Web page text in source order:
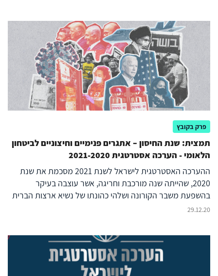
למקד את משאביה ומאמציה האסטרטגיים של מדינת ישראל
בחתירה לקידום יעדים אלה, הקשורים כולם לייצוב ביטחונה
הלאומי. אולם הדרך להשגת היעדים אינה פשוטה וישירה,
וקיימים מתחים ביניהם. המלצות המדיניוּת של המכון למחקרי
ביטחון לאומי מיישבות את המתחים וחותרות למקסם אותם.
פרק בקובץ
תמצית: שנת החיסון – אתגרים פנימיים וחיצוניים לביטחון
הלאומי - הערכה אסטרטגית 2021-2020
ההערכה האסטרטגית לישראל לשנת 2021 מסכמת את שנת
2020, שהייתה שנה מורכבת וחריגה, אשר עוצבה בעיקר
בהשפעת משבר הקורונה ושלהי כהונתו של נשיא ארצות הברית
דונלד טראמפ. שני גורמים אלו החלישו את גורמי הכוח העוינים
אפשריות של הנשיא טראמפ בשנת הבחירות לנשיאות, וזאת על
רקע תקווה לסיום כהונתו. ישראל נהנתה אפוא במהלך השנה
משקט יחסי בגבולותיה; פעלה באופן ממוקד במספר זירות,
29.12.20